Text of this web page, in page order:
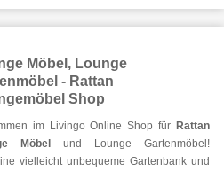
Möbel, Lounge
- Rattan
Shop
im Livingo Online Shop für Rattan
Möbelund Lounge Gartenmöbel!
vielleicht unbequeme Gartenbank und